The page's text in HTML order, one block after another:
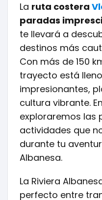
La ruta costera
paradas
te llevará a
destinos más
Con más de 150
trayecto está
impresionantes,
cultura vibrante.
exploraremos las
actividades que
durante tu
Albanesa.
La Riviera
perfecto entre